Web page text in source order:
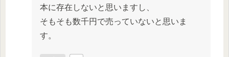
本に存在しないと思いますし、
そもそも数千円で売っていないと思いま
す。